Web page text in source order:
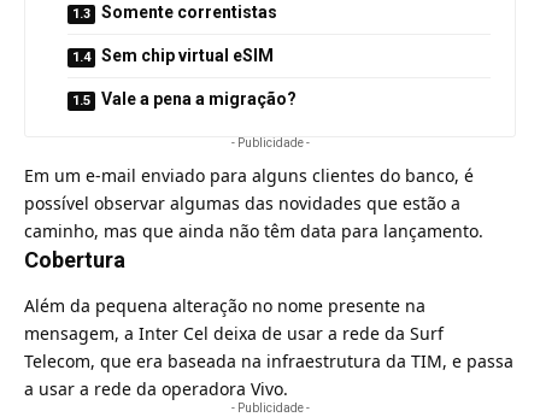
Somente correntistas
Sem chip virtual eSIM
Vale a pena a migração?
- Publicidade -
Em um e-mail enviado para alguns clientes do banco, é
possível observar algumas das novidades que estão a
caminho, mas que ainda não têm data para lançamento.
Cobertura
Além da pequena alteração no nome presente na
mensagem, a Inter Cel deixa de usar a rede da Surf
Telecom, que era baseada na infraestrutura da TIM, e passa
a usar a rede da operadora Vivo.
- Publicidade -